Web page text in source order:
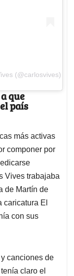
(@carlosvives)
que
país
más activas
componer por
Vives trabajaba
de Martín de
caricatura El
con sus
canciones de
claro el